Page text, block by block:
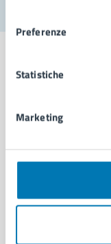
Preferenze
Statistiche
Marketing
Municipalità